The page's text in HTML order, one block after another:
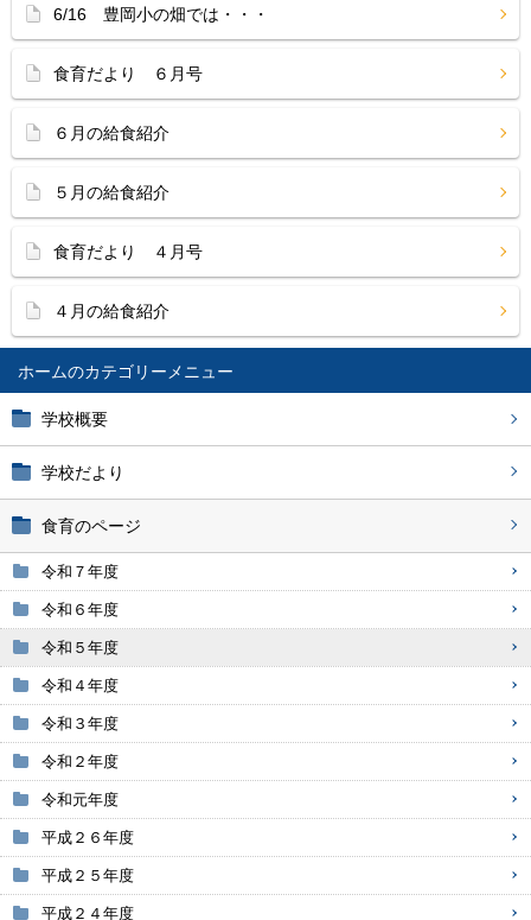
ホーム
学校概要
学校だより
食育のページ
令和７年度
令和６年度
令和５年度
令和４年度
令和３年度
令和２年度
令和元年度
平成２６年度
平成２５年度
平成２４年度
6/16 豊岡小の畑では・・・
食育だより ６月号
６月の給食紹介
５月の給食紹介
食育だより ４月号
４月の給食紹介